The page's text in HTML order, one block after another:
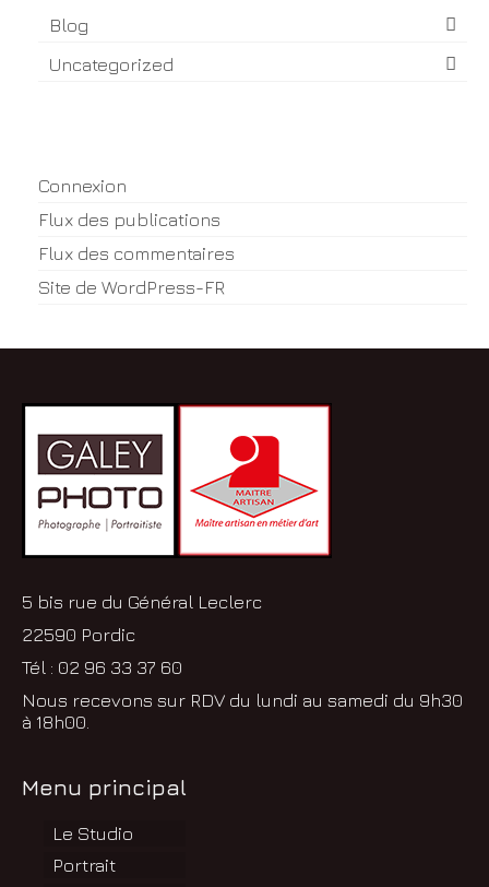
Blog
Uncategorized
Connexion
Flux des publications
Flux des commentaires
Site de WordPress-FR
5 bis rue du Général Leclerc
22590 Pordic
Tél : 02 96 33 37 60
Nous recevons sur RDV du lundi au samedi du 9h30
à 18h00.
Menu principal
Le Studio
Portrait